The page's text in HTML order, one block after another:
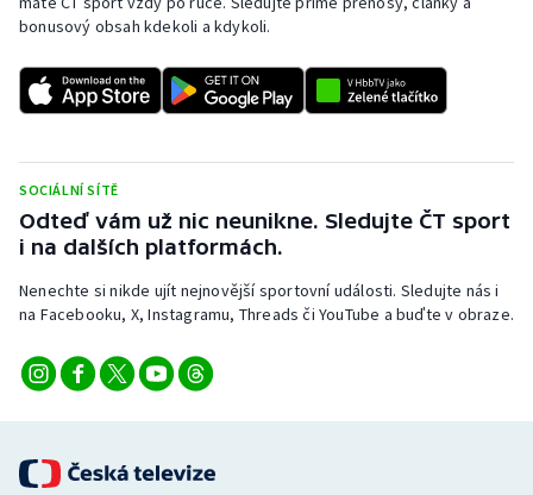
Rychlobruslení
Rychlostní kanoistika
Sportovní střelba
Stolní tenis
Triatlon
Veslování
Vodní slalom
Volejbal
bonusový obsah kdekoli a kdykoli.
SOCIÁLNÍ SÍTĚ
Odteď vám už nic neunikne. Sledujte ČT sport
i na dalších platformách.
Nenechte si nikde ujít nejnovější sportovní události. Sledujte nás i
na Facebooku, X, Instagramu, Threads či YouTube a buďte v obraze.